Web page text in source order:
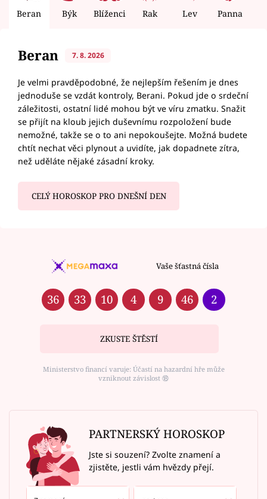
Beran Býk Blíženci Rak Lev Panna
Beran 7. 8. 2026
Je velmi pravděpodobné, že nejlepším řešením je dnes
jednoduše se vzdát kontroly, Berani. Pokud jde o srdeční
záležitosti, ostatní lidé mohou být ve víru zmatku. Snažit
se přijít na kloub jejich duševnímu rozpoložení bude
nemožné, takže se o to ani nepokoušejte. Možná budete
chtít nechat věci plynout a uvidíte, jak dopadnete zítra,
než uděláte nějaké zásadní kroky.
CELÝ HOROSKOP PRO DNEŠNÍ DEN
Vaše šťastná čísla
36 33 10 4 9 46 2
ZKUSTE ŠTĚSTÍ
Ministerstvo financí varuje: Účastí na hazardní hře může
vzniknout závislost ⑱
PARTNERSKÝ HOROSKOP
Jste si souzení? Zvolte znamení a
zjistěte, jestli vám hvězdy přejí.